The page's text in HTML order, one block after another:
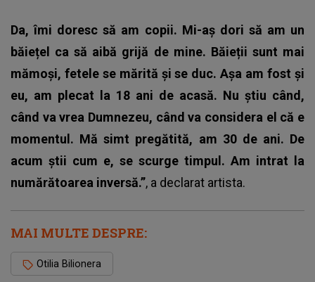
Da, îmi doresc să am copii. Mi-aș dori să am un
băiețel ca să aibă grijă de mine. Băieții sunt mai
mămoși, fetele se mărită și se duc. Așa am fost și
eu, am plecat la 18 ani de acasă. Nu știu când,
când va vrea Dumnezeu, când va considera el că e
momentul. Mă simt pregătită, am 30 de ani. De
acum știi cum e, se scurge timpul. Am intrat la
numărătoarea inversă.”, a declarat artista.
MAI MULTE DESPRE:
Otilia Bilionera